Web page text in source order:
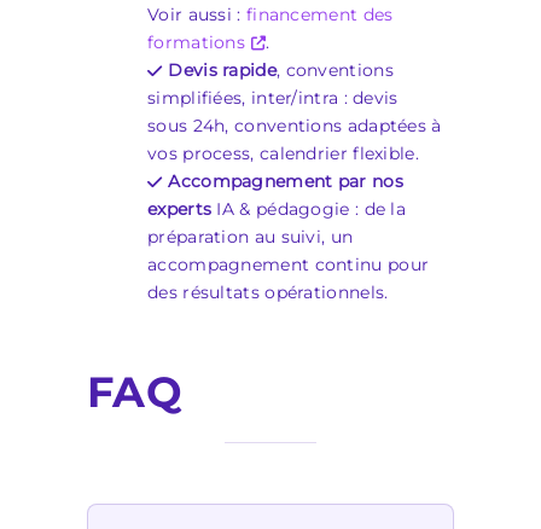
Voir aussi : financement des
formations
.
Devis rapide, conventions
simplifiées, inter/intra : devis
sous 24h, conventions adaptées à
vos process, calendrier flexible.
Accompagnement par nos
experts IA & pédagogie : de la
préparation au suivi, un
accompagnement continu pour
des résultats opérationnels.
FAQ